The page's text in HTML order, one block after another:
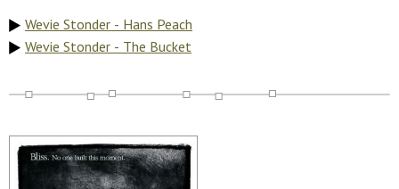
Wevie Stonder - Hans Peach
Wevie Stonder - The Bucket